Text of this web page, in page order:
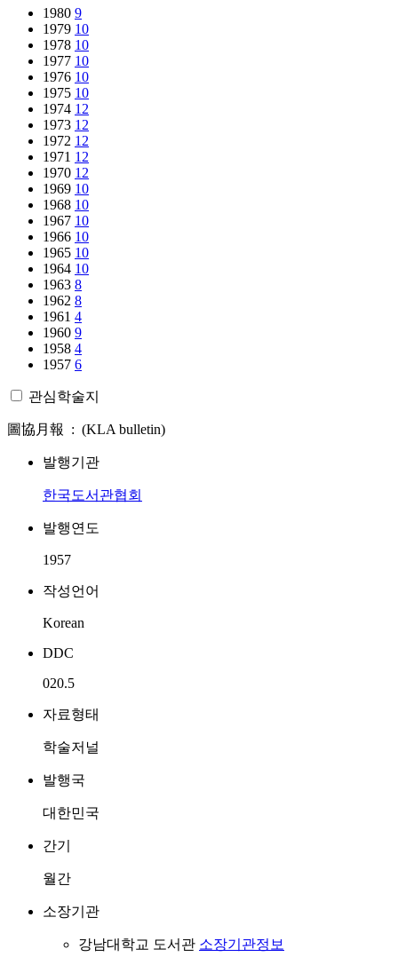
1980 9
1979 10
1978 10
1977 10
1976 10
1975 10
1974 12
1973 12
1972 12
1971 12
1970 12
1969 10
1968 10
1967 10
1966 10
1965 10
1964 10
1963 8
1962 8
1961 4
1960 9
1958 4
1957 6
관심학술지
圖協月報 : (KLA bulletin)
발행기관
한국도서관협회
발행연도
1957
작성언어
Korean
DDC
020.5
자료형태
학술저널
발행국
대한민국
간기
월간
소장기관
강남대학교 도서관 소장기관정보